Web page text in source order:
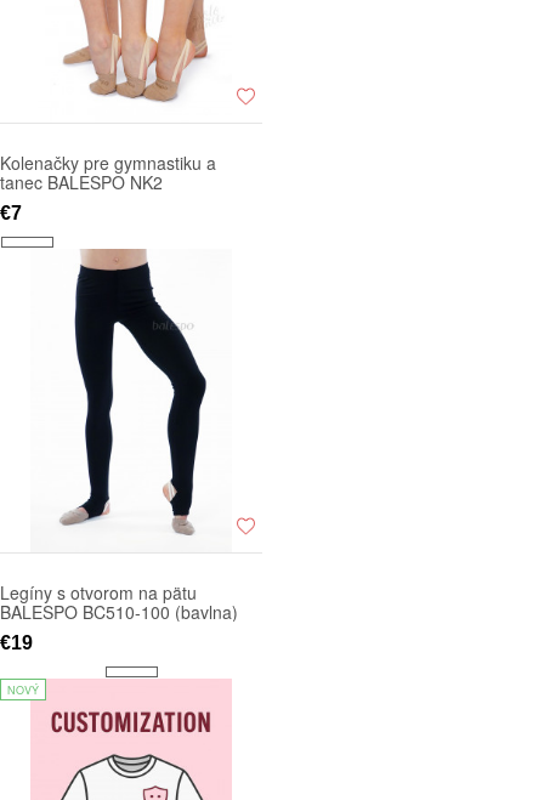
Kolenačky pre gymnastiku a
tanec BALESPO NK2
€7
Legíny s otvorom na pätu
BALESPO BC510-100 (bavlna)
€19
NOVÝ